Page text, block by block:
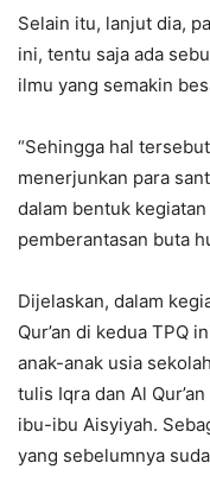
Selain itu, lanjut dia,
ini, tentu saja ada
ilmu yang semakin
“Sehingga hal
menerjunkan para
dalam bentuk
pemberantasan buta
Dijelaskan, dalam
Qur’an di kedua TPQ
anak-anak usia
tulis Iqra dan Al
ibu-ibu Aisyiyah.
yang sebelumnya